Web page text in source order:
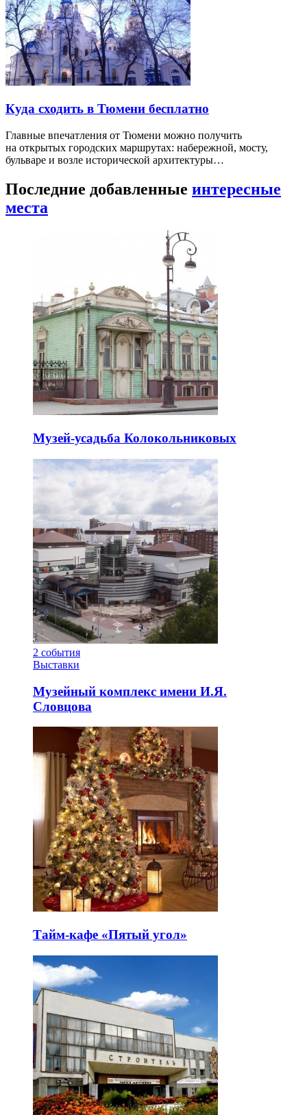
Куда сходить в Тюмени бесплатно
Главные впечатления от Тюмени можно получить
на открытых городских маршрутах: набережной, мосту,
бульваре и возле исторической архитектуры…
Последние добавленные интересные
места
Музей-усадьба Колокольниковых
2 события
Выставки
Музейный комплекс имени И.Я.
Словцова
Тайм-кафе «Пятый угол»